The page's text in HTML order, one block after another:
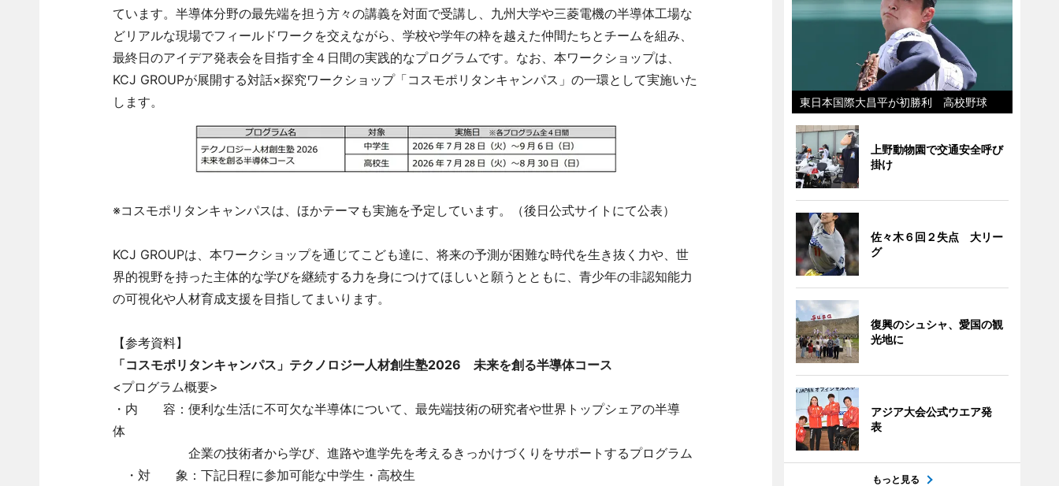
ています。半導体分野の最先端を担う方々の講義を対面で受講し、九州大学や三菱電機の半導体工場な
どリアルな現場でフィールドワークを交えながら、学校や学年の枠を越えた仲間たちとチームを組み、
最終日のアイデア発表会を目指す全４日間の実践的なプログラムです。なお、本ワークショップは、
KCJ GROUPが展開する対話×探究ワークショップ「コスモポリタンキャンパス」の一環として実施いた
します。
※コスモポリタンキャンパスは、ほかテーマも実施を予定しています。（後日公式サイトにて公表）
KCJ GROUPは、本ワークショップを通じてこども達に、将来の予測が困難な時代を生き抜く力や、世
界的視野を持った主体的な学びを継続する力を身につけてほしいと願うとともに、青少年の非認知能力
の可視化や人材育成支援を目指してまいります。
【参考資料】
「コスモポリタンキャンパス」テクノロジー人材創生塾2026 未来を創る半導体コース
<プログラム概要>
・内 容：便利な生活に不可欠な半導体について、最先端技術の研究者や世界トップシェアの半導
体
企業の技術者から学び、進路や進学先を考えるきっかけづくりをサポートするプログラム
・対 象：下記日程に参加可能な中学生・高校生
東日本国際大昌平が初勝利 高校野球
上野動物園で交通安全呼び
掛け
佐々木６回２失点 大リー
グ
復興のシュシャ、愛国の観
光地に
アジア大会公式ウエア発
表
もっと見る